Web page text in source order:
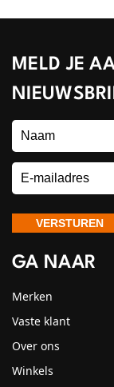
MELD JE
GA NAAR
Merken
Vaste klant
Over ons
Winkels